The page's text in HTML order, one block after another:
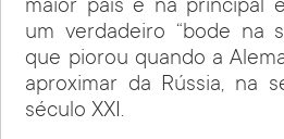
maior país e na principal
um verdadeiro “bode na
que piorou quando a
aproximar da Rússia, na
século XXI.